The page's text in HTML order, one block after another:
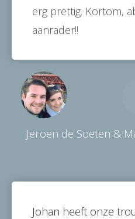
erg prettig. Kortom,
aanrader!!
Jeroen de Soeten &
Johan heeft onze